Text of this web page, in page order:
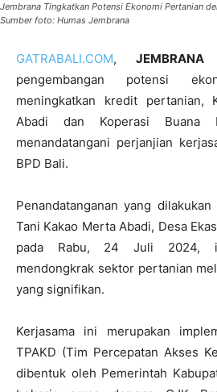
Jembrana Tingkatkan Potensi Ekonomi Pertanian
Sumber foto: Humas Jembrana
GATRABALI.COM,JEMBRANA
pengembangan potensi
meningkatkan kredit pertanian,
Abadi dan Koperasi Buana
menandatangani perjanjian
BPD Bali.
Penandatanganan yang
Tani Kakao Merta Abadi, Desa
pada Rabu, 24 Juli 2024,
mendongkrak sektor pertanian
yang signifikan.
Kerjasama ini merupakan
TPAKD (Tim Percepatan Akses
dibentuk oleh Pemerintah